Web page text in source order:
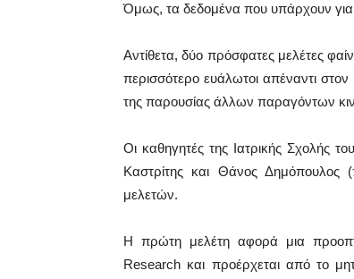
Όμως, τα δεδομένα που υπάρχουν για
Αντίθετα, δύο πρόσφατες μελέτες
περισσότερο ευάλωτοι απέναντι
της παρουσίας άλλων παραγόντων
Οι καθηγητές της Ιατρικής Σχολής
Καστρίτης και Θάνος
μελετών.
Η πρώτη μελέτη αφορά μια
Research και προέρχεται από το